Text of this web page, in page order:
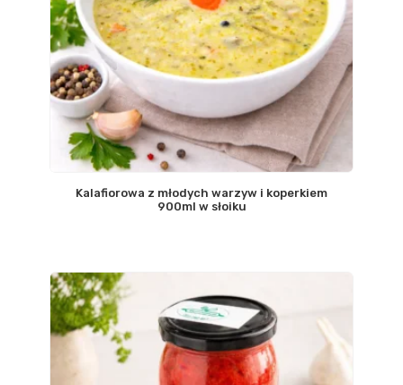
Kalafiorowa z młodych warzyw i koperkiem
900ml w słoiku